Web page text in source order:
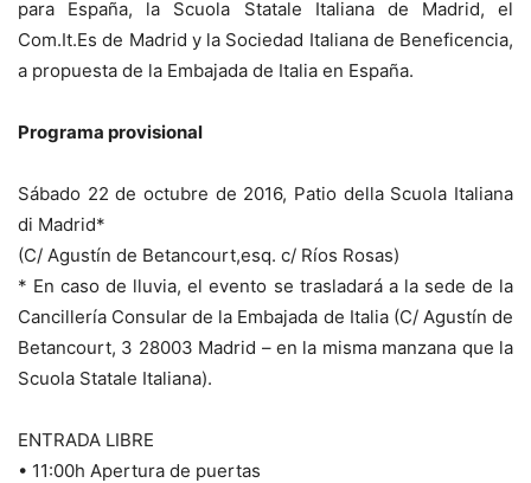
para España, la Scuola Statale Italiana de Madrid, el
Com.It.Es de Madrid y la Sociedad Italiana de Beneficencia,
a propuesta de la Embajada de Italia en España.
Programa provisional
Sábado 22 de octubre de 2016, Patio della Scuola Italiana
di Madrid*
(C/ Agustín de Betancourt,esq. c/ Ríos Rosas)
* En caso de lluvia, el evento se trasladará a la sede de la
Cancillería Consular de la Embajada de Italia (C/ Agustín de
Betancourt, 3 28003 Madrid – en la misma manzana que la
Scuola Statale Italiana).
ENTRADA LIBRE
• 11:00h Apertura de puertas